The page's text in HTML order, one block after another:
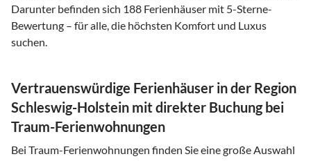
Darunter befinden sich 188 Ferienhäuser mit 5-Sterne-
Bewertung – für alle, die höchsten Komfort und Luxus
suchen.
Vertrauenswürdige Ferienhäuser in der Region
Schleswig-Holstein mit direkter Buchung bei
Traum-Ferienwohnungen
Bei Traum-Ferienwohnungen finden Sie eine große Auswahl